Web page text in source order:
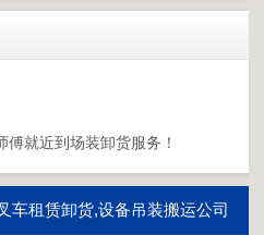
就近到场装卸货服务！
车租赁卸货,设备吊装搬运公司